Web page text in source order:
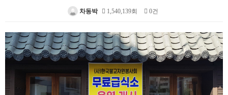
차동박 1,540,139회 0건
본문